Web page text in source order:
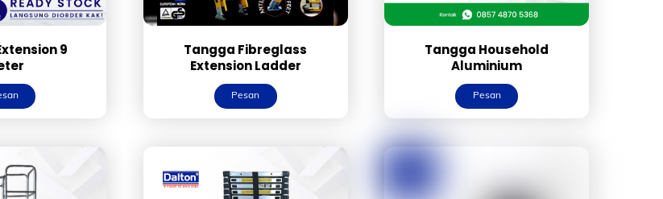
9
Tangga Fibreglass
Extension Ladder
Pesan
Tangga Household
Aluminium
Pesan